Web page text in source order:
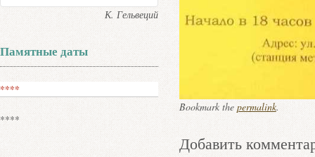
Bookmark the permalink.
Добавить
К. Гельвеций
Памятные даты
****
****